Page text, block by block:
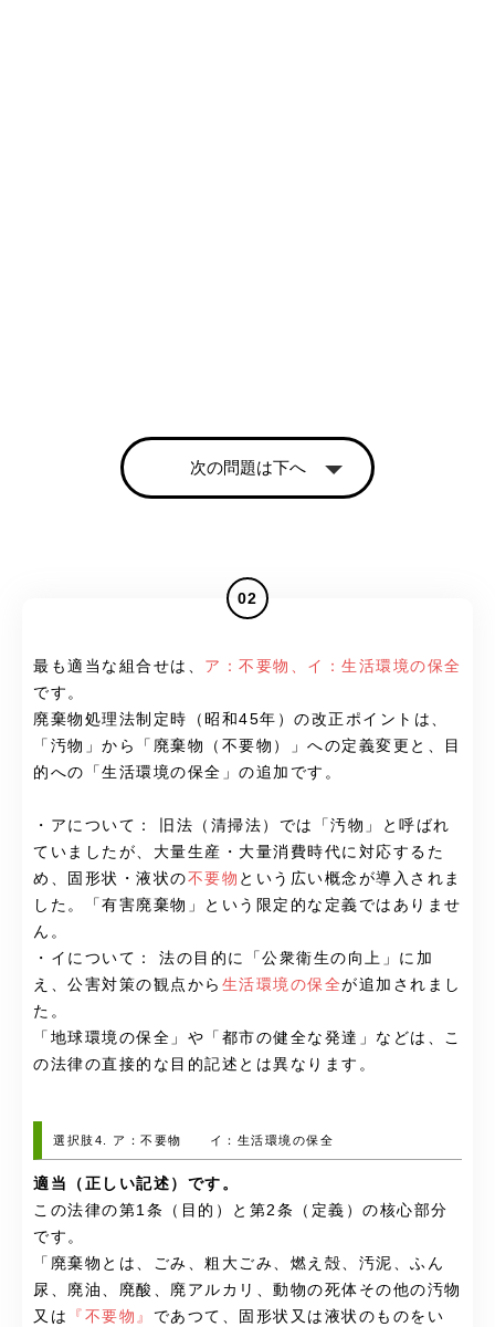
次の問題は下へ
02
最も適当な組合せは、 ア：不要物、イ：生活環境の保全
です。
廃棄物処理法制定時（昭和45年）の改正ポイントは、
「汚物」から「廃棄物（不要物）」への定義変更と、目
的への「生活環境の保全」の追加です。
・アについて： 旧法（清掃法）では「汚物」と呼ばれ
ていましたが、大量生産・大量消費時代に対応するた
め、固形状・液状の不要物 という広い概念が導入されま
した。「有害廃棄物」という限定的な定義ではありませ
ん。
・イについて： 法の目的に「公衆衛生の向上」に加
え、公害対策の観点から 生活環境の保全が追加されまし
た。
「地球環境の保全」や「都市の健全な発達」などは、こ
の法律の直接的な目的記述とは異なります。
選択肢4. ア：不要物 イ：生活環境の保全
適当（正しい記述）です。
この法律の第1条（目的）と第2条（定義）の核心部分
です。
「廃棄物とは、ごみ、粗大ごみ、燃え殻、汚泥、ふん
尿、廃油、廃酸、廃アルカリ、動物の死体その他の汚物
又は
『不要物』 であつて、固形状又は液状のものをい